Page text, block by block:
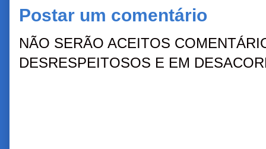
Postar um comentário
NÃO SERÃO ACEITOS
DESRESPEITOSOS E EM